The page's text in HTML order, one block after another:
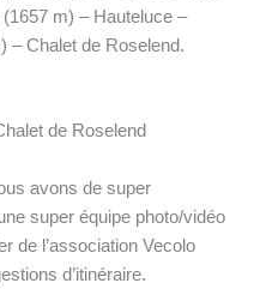
m) – Hauteluce –
– Chalet de Roselend.
de Roselend
avons de super
super équipe photo/vidéo
de l’association Vecolo
d’itinéraire.